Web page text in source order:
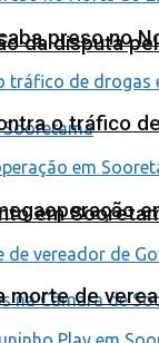
da disputa
em
preso no
o tráfico
de